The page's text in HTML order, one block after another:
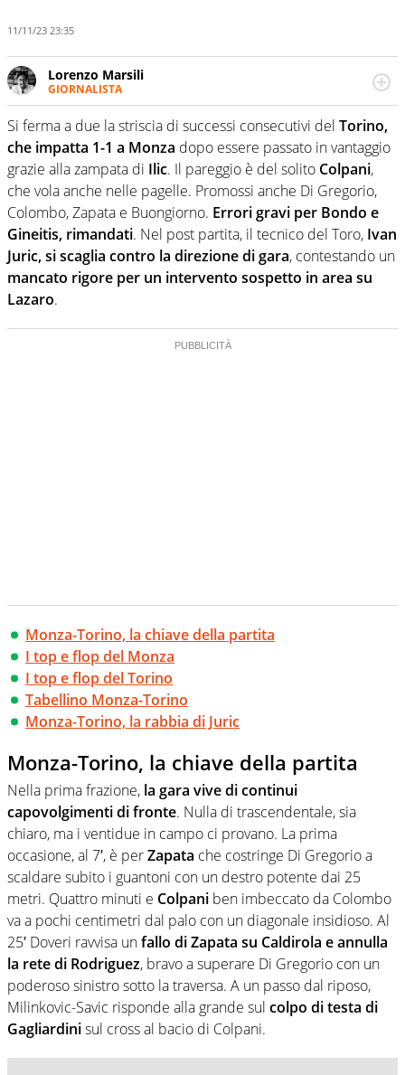
11/11/23 23:35
Lorenzo Marsili
GIORNALISTA
Giornalista pubblicista, redattore, divulgatore. E' una
delle anime video del sito: racconta in immagini un
evento e lo fa come pochi altri
Si ferma a due la striscia di successi consecutivi del Torino,
che impatta 1-1 a Monza dopo essere passato in vantaggio
grazie alla zampata di Ilic. Il pareggio è del solito Colpani,
che vola anche nelle pagelle. Promossi anche Di Gregorio,
Colombo, Zapata e Buongiorno. Errori gravi per Bondo e
Gineitis, rimandati. Nel post partita, il tecnico del Toro, Ivan
Juric, si scaglia contro la direzione di gara, contestando un
mancato rigore per un intervento sospetto in area su
Lazaro.
Monza-Torino, la chiave della partita
I top e flop del Monza
I top e flop del Torino
Tabellino Monza-Torino
Monza-Torino, la rabbia di Juric
Monza-Torino, la chiave della partita
Nella prima frazione, la gara vive di continui
capovolgimenti di fronte. Nulla di trascendentale, sia
chiaro, ma i ventidue in campo ci provano. La prima
occasione, al 7′, è perZapata che costringe Di Gregorio a
scaldare subito i guantoni con un destro potente dai 25
metri. Quattro minuti e Colpani ben imbeccato da Colombo
va a pochi centimetri dal palo con un diagonale insidioso. Al
25′ Doveri ravvisa unfallo di Zapata su Caldirola eannulla
la rete di Rodriguez, bravo a superare Di Gregorio con un
poderoso sinistro sotto la traversa. A un passo dal riposo,
Milinkovic-Savic risponde alla grande sul colpo di testa di
Gagliardinisul cross al bacio di Colpani.